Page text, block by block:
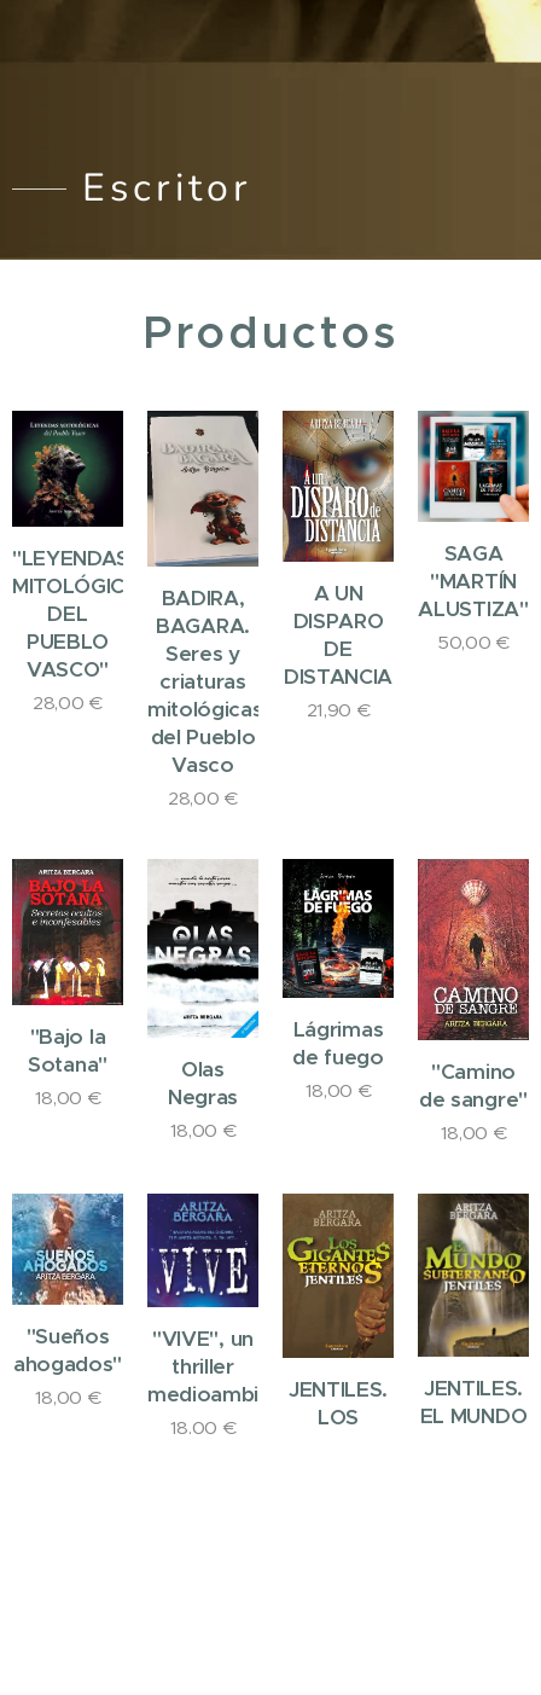
Escritor
Productos
"LEYENDAS
MITOLÓGICAS
DEL
PUEBLO
VASCO"
28,00 €
BADIRA,
BAGARA.
Seres y
criaturas
mitológicas
del Pueblo
Vasco
28,00 €
A UN
DISPARO
DE
DISTANCIA
21,90 €
SAGA
"MARTÍN
ALUSTIZA"
50,00 €
"Bajo la
Sotana"
18,00 €
Olas
Negras
18,00 €
Lágrimas
de fuego
18,00 €
"Camino
de sangre"
18,00 €
"Sueños
ahogados"
18,00 €
"VIVE", un
thriller
medioambiental
18,00 €
JENTILES.
LOS
JENTILES.
EL MUNDO